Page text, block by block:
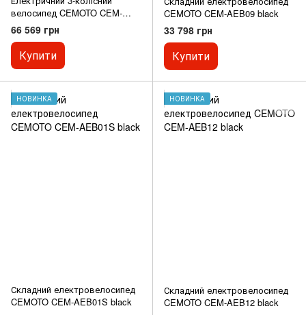
велосипед CEMOTO CEM-
ET06 black
66 569 грн
Купити
CEMOTO CEM-AEB09 black
33 798 грн
Купити
НОВИНКА
Складний електровелосипед
CEMOTO CEM-AEB01S black
НОВИНКА
Складний електровелосипед
CEMOTO CEM-AEB12 black